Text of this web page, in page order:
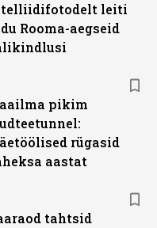
leiti
Rooma-aegseid
pikim
rügasid
aastat
tahtsid